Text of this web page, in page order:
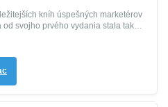
kníh úspešných marketérov
svojho prvého vydania stala takmer